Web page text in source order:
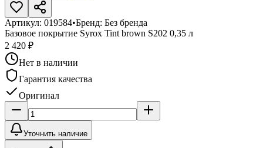
Артикул: 019584•Бренд: Без бренда
Базовое покрытие Syrox Tint brown S202 0,35 л
2 420 ₽
Нет в наличии
Гарантия качества
Оригинал
Уточнить наличие